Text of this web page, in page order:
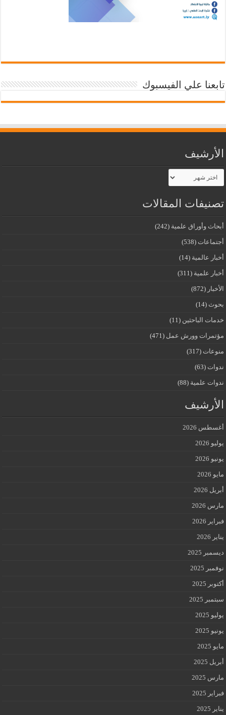
تابعنا علي الفيسبوك
الأرشيف
الأرشيف
تصنيفات المقالات
أبحاث وأوراق علمية (242)
أجتماعات (538)
أخبار عالمية (14)
أخبار علمية (311)
الأخبار (872)
بحوث (14)
خدمات الباحثين (11)
مؤتمرات وورش عمل (471)
منوعات (317)
ندوات (63)
ندوات علمية (88)
الأرشيف
أغسطس 2026
يوليو 2026
يونيو 2026
مايو 2026
أبريل 2026
مارس 2026
فبراير 2026
يناير 2026
ديسمبر 2025
نوفمبر 2025
أكتوبر 2025
سبتمبر 2025
يوليو 2025
يونيو 2025
مايو 2025
أبريل 2025
مارس 2025
فبراير 2025
يناير 2025